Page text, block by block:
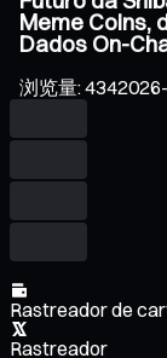
Meme Coins,
Dados On-
浏览量:434
Rastreador de
Rastreador